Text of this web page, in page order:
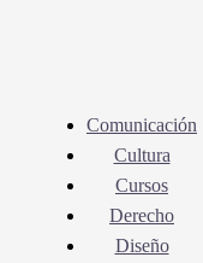
Comunicación
Cultura
Cursos
Derecho
Diseño